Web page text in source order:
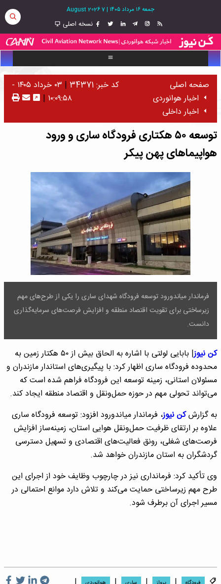
جمعه ۱۶ مرداد ۱۴۰۵ |
7 August 2026
نسخه اصلی
صفحه اصلی
اخبار هوانوردی
اخبار داخلی
کد خبر: 34371 |
۰۳ خرداد ۱۴۰۵ -
۱۰:۰۹:۵۸ |
توسعه ۵۰ هکتاری فرودگاه ساری و ورود
هواپیماهای پهن پیکر
فرماندار میاندورود توسعه فرودگاه شهدای ساری را یکی از طرح‌های مهم
زیرساختی برای تقویت اقتصاد منطقه و افزایش فرصت‌های سرمایه‌گذاری
دانست. ‎
کن نیوز
| بابایی لولتی با اشاره به الحاق بیش از ۵۰ هکتار زمین به
محدوده فرودگاه ساری اظهار کرد: با پیگیری‌های استاندار مازندران و
مسئولان استانی، زمینه توسعه این فرودگاه فراهم شده است که
می‌تواند تحولی مهم در حوزه حمل‌ونقل و اقتصاد منطقه ایجاد کند.
به گزارشکن نیوز، فرماندار میاندورود افزود: توسعه فرودگاه ساری
علاوه بر ارتقای ظرفیت حمل‌ونقل هوایی استان، زمینه‌ساز افزایش
فرصت‌های شغلی، رونق فعالیت‌های اقتصادی و تسهیل دسترسی
گردشگران به استان مازندران خواهد شد.
وی تأکید کرد: فرمانداری نیز در چارچوب وظایف خود از اجرای این
طرح مهم زیرساختی حمایت می‌کند و تلاش دارد موانع احتمالی در
مسیر اجرای آن برطرف شود.